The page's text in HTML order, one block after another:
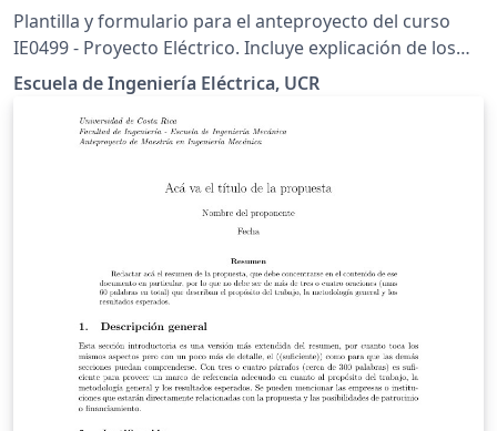
Plantilla y formulario para el anteproyecto del curso
IE0499 - Proyecto Eléctrico. Incluye explicación de los
requisitos.
Escuela de Ingeniería Eléctrica, UCR